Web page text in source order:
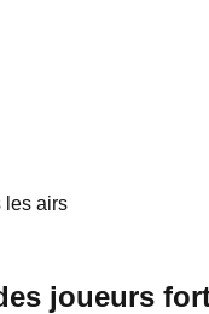
les airs
joueurs